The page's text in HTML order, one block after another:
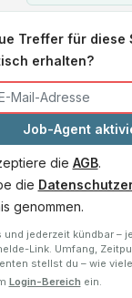
Treffer für diese
erhalten?
Job-Agent
die AGB.
die
genommen.
jederzeit kündbar –
Link. Umfang,
stellst du – wie
Login-Bereich ein.